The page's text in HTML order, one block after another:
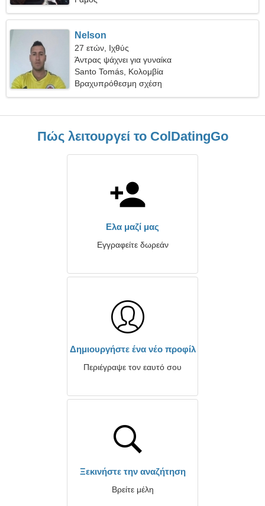
Nelson
27 ετών, Ιχθύς
Άντρας ψάχνει για γυναίκα
Santo Tomás, Κολομβία
Βραχυπρόθεσμη σχέση
Πώς λειτουργεί το ColDatingGo
Ελα μαζί μας
Εγγραφείτε δωρεάν
Δημιουργήστε ένα νέο προφίλ
Περιέγραψε τον εαυτό σου
Ξεκινήστε την αναζήτηση
Βρείτε μέλη